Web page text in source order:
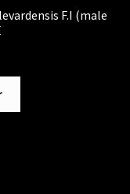
F.I (male